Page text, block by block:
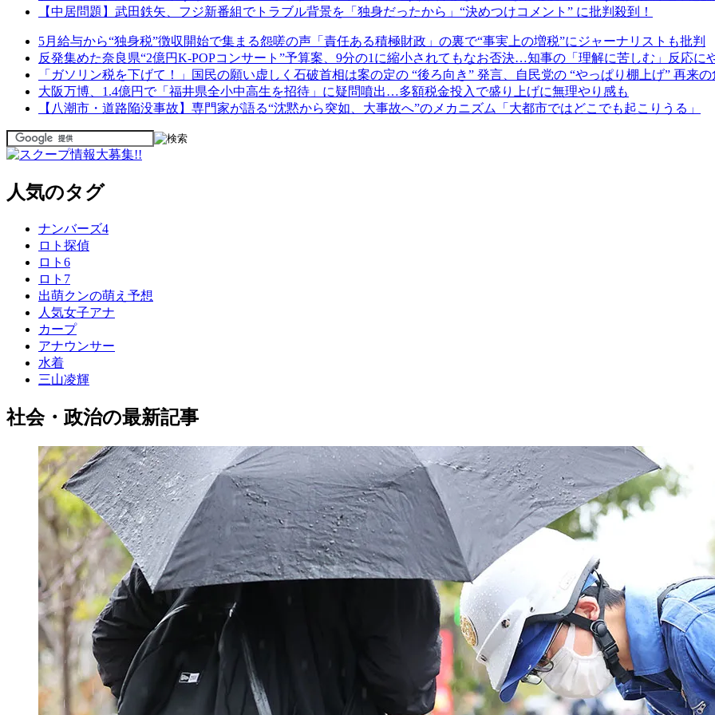
【中居問題】武田鉄矢、フジ新番組でトラブル背景を「独身だったから」“決めつけコメント” に批判殺到！
5月給与から“独身税”徴収開始で集まる怨嗟の声「責任ある積極財政」の裏で“事実上の増税”にジャーナリストも批判
反発集めた奈良県“2億円K-POPコンサート”予算案、9分の1に縮小されてもなお否決…知事の「理解に苦しむ」反応に
「ガソリン税を下げて！」国民の願い虚しく石破首相は案の定の “後ろ向き” 発言、自民党の “やっぱり棚上げ” 再来の
大阪万博、1.4億円で「福井県全小中高生を招待」に疑問噴出…多額税金投入で盛り上げに無理やり感も
【八潮市・道路陥没事故】専門家が語る“沈黙から突如、大事故へ”のメカニズム「大都市ではどこでも起こりうる」
人気のタグ
ナンバーズ4
ロト探偵
ロト6
ロト7
出萌クンの萌え予想
人気女子アナ
カープ
アナウンサー
水着
三山凌輝
社会・政治の最新記事